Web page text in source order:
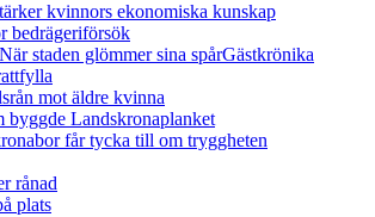
kvinnors ekonomiska kunskap
bedrägeriförsök
staden glömmer sina spårGästkrönika
mot äldre kvinna
byggde Landskronaplanket
får tycka till om tryggheten
rånad
plats